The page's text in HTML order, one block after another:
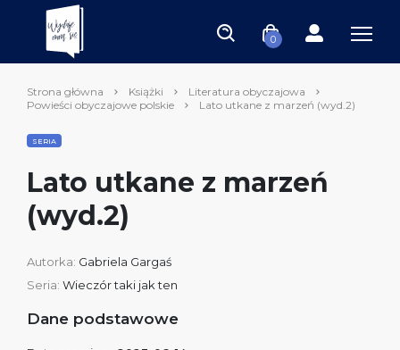
0
Strona główna Książki
Literatura obyczajowa
Powieści obyczajowe polskie
Lato utkane z marzeń (wyd.2)
SERIA
Lato utkane z marzeń
(wyd.2)
Autorka: Gabriela Gargaś
Seria: Wieczór taki jak ten
Dane podstawowe